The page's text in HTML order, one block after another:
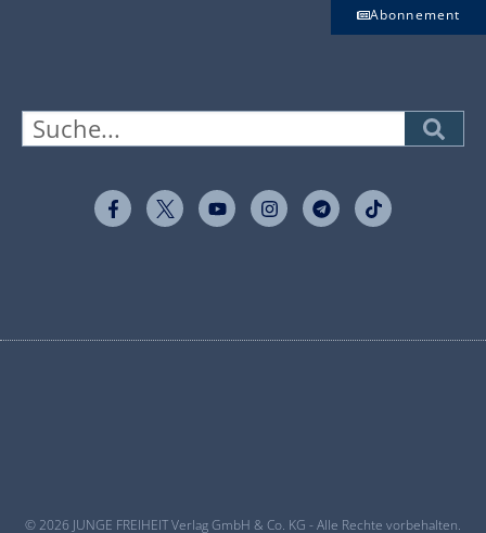
Abonnement
© 2026 JUNGE FREIHEIT Verlag GmbH & Co. KG - Alle Rechte vorbehalten.